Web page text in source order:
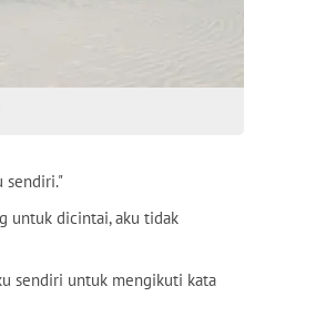
sendiri."
untuk dicintai, aku tidak
sendiri untuk mengikuti kata